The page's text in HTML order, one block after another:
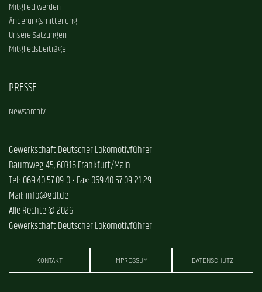
Mitglied werden
Änderungsmitteilung
Unsere Satzungen
Mitgliedsbeiträge
PRESSE
Newsarchiv
Gewerkschaft Deutscher Lokomotivführer
Baumweg 45, 60316 Frankfurt/Main
Tel.: 069 40 57 09-0 • Fax: 069 40 57 09-21 29
Mail: info@gdl.de
Alle Rechte © 2026
Gewerkschaft Deutscher Lokomotivführer
KONTAKT IMPRESSUM DATENSCHUTZ